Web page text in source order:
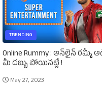
TRENDING
Online Rummy : ఆన్‌లైన్‌ రమ్మీ
మీ డబ్బు పోయినట్లే !
May 27, 2023